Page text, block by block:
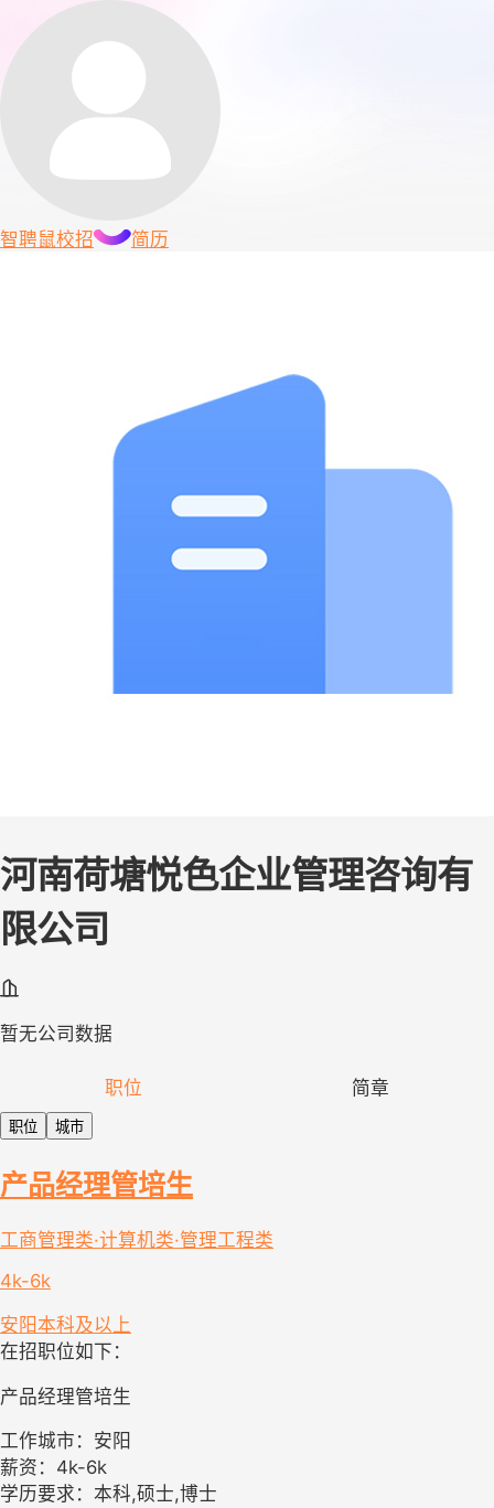
智聘鼠校招 简历
河南荷塘悦色企业管理咨询有
限公司
暂无公司数据
职位 简章
职位 城市
产品经理管培生
工商管理类·计算机类·管理工程类
4k-6k
安阳本科及以上
在招职位如下：
产品经理管培生
工作城市：安阳
薪资：4k-6k
学历要求：本科,硕士,博士